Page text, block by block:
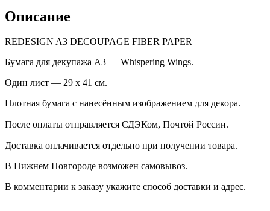
Описание
REDESIGN A3 DECOUPAGE FIBER PAPER
Бумага для декупажа А3 — Whispering Wings.
Один лист — 29 х 41 см.
Плотная бумага с нанесённым изображением для декора.
После оплаты отправляется СДЭКом, Почтой России. ⠀
Доставка оплачивается отдельно при получении товара. ⠀
В Нижнем Новгороде возможен самовывоз.
В комментарии к заказу укажите способ доставки и адрес.